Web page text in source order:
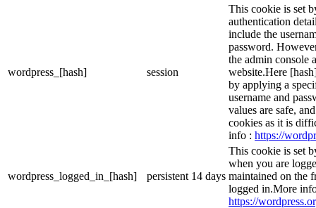
wordpress_[hash] session
This cookie is set
authentication
include the
password.
the admin console
website.Here
by applying a
username and
values are safe,
cookies as it is
info : https://
wordpress_logged_in_[hash] persistent 14 days
This cookie is set
when you are
maintained on the
logged in.More
https://